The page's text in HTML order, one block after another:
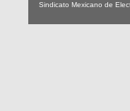
Sindicato Mexicano de